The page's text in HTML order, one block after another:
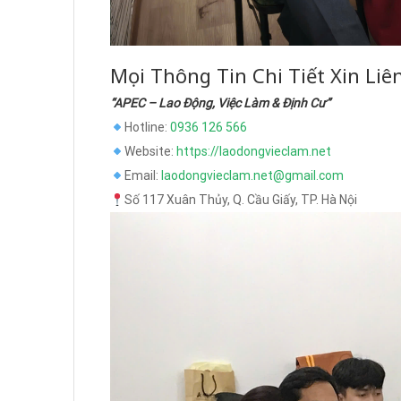
Mọi Thông Tin Chi Tiết Xin
“APEC – Lao Động, Việc Làm & Định Cư”
Hotline: 0936 126 566
Website: https://laodongvieclam.net
Email: laodongvieclam.net@gmail.com
Số 117 Xuân Thủy, Q. Cầu Giấy, TP. Hà Nội